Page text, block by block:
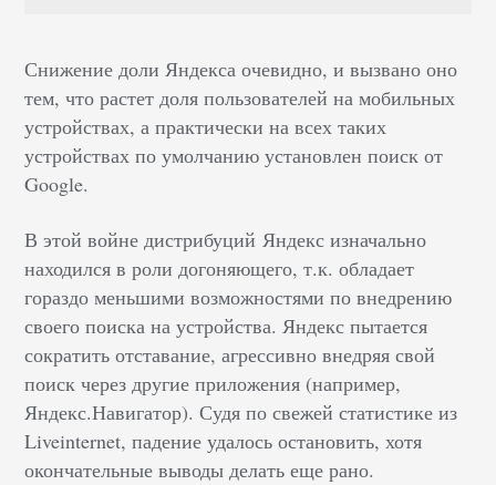
Снижение доли Яндекса очевидно, и вызвано оно
тем, что растет доля пользователей на мобильных
устройствах, а практически на всех таких
устройствах по умолчанию установлен поиск от
Google.
В этой войне дистрибуций Яндекс изначально
находился в роли догоняющего, т.к. обладает
гораздо меньшими возможностями по внедрению
своего поиска на устройства. Яндекс пытается
сократить отставание, агрессивно внедряя свой
поиск через другие приложения (например,
Яндекс.Навигатор). Судя по свежей статистике из
Liveinternet, падение удалось остановить, хотя
окончательные выводы делать еще рано.